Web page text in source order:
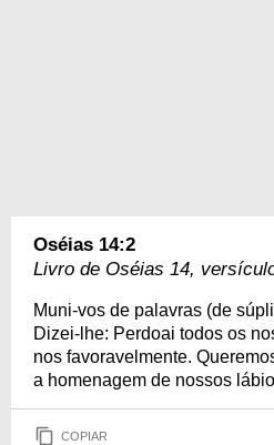
Oséias 14:2
Livro de Oséias 14,
Muni-vos de palavras (de
Dizei-lhe: Perdoai todos os
nos favoravelmente.
a homenagem de nossos
COPIAR